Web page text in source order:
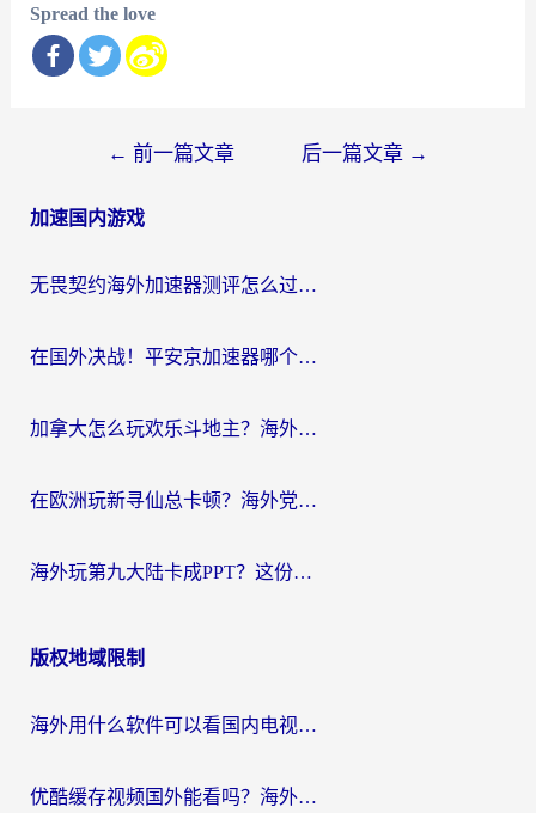
Spread the love
导
← 前一篇文章 后一篇文章 →
加速国内游戏
无畏契约海外加速器测评怎么过？海外玩家亲测实用指南（附小众技巧）
在国外决战！平安京加速器哪个好用一点？老玩家亲测番茄加速器全解析
加拿大怎么玩欢乐斗地主？海外党国服游戏加速终极指南（附绝地求生未来之役300英雄实测）
在欧洲玩新寻仙总卡顿？海外党必看的国服游戏加速全攻略
海外玩第九大陆卡成PPT？这份网络加速指南帮你丝滑上分
版权地域限制
海外用什么软件可以看国内电视？留学生亲测有效的追剧自由指南
优酷缓存视频国外能看吗？海外党追剧看片的终极解决方案来了